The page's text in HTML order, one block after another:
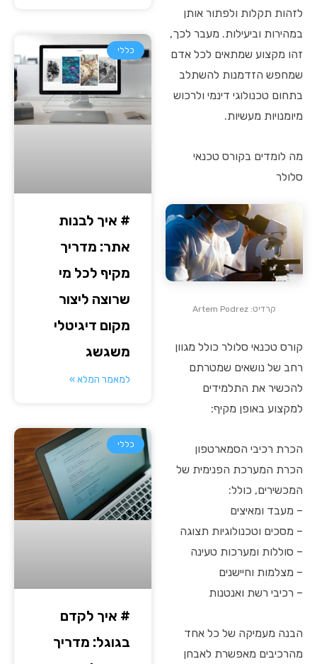
לזהות תקלות ולפתור אותן
במהירות וביעילות. מעבר לכך,
זהו מקצוע שמתאים לכל אדם
שמחפש הזדמנות להשתלב
בתחום טכנולוגי דינמי ולרכוש
מיומנויות מעשיות.
מה לומדים בקורס טכנאי
סלולר
קרדיט: Artem Podrez
קורס טכנאי סלולר כולל מגוון
רחב של נושאים שמטרתם
להכשיר את התלמידים
למקצוע באופן מקיף:
הכרת רכיבי הסמארטפון
הכרת המערכת הפנימית של
המכשירים, כולל:
– מעבד ומאיצים
– מסכים וטכנולוגיות תצוגה
– סוללות ומערכות טעינה
– מצלמות וחיישנים
– רכיבי רשת ואנטנות
הבנה מעמיקה של כל אחד
מהרכיבים מאפשרת לאבחן
כללי
# איך לבנות
אתר: מדריך
מקיף לכל מי
שרוצה ליצור
מקום דיגיטלי
משגשג
למאמר המלא »
כללי
# איך לקדם
בגוגל: מדריך